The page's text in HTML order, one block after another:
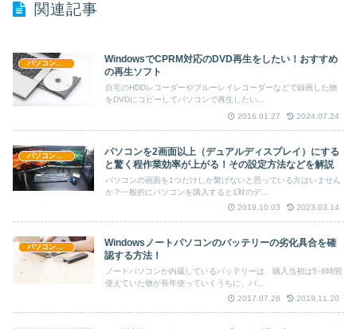
関連記事
パソコン情報
WindowsでCPRM対応のDVD再生をしたい！おすすめ
の再生ソフト
自宅のHDDレコーダーやブルーレイレコーダーなどで録画した物
をDVDにコピーしてパソコンで再生したい...
2016.01.27
2024.07.24
パソコン情報
パソコンを2画面以上（デュアルディスプレイ）にする
と驚く程作業効率が上がる！その設定方法などを解説
パソコンの画面を1つだけしか繋げないと思っている方はいません
か？一般的にパソコンを購入すると1対のデ...
2019.10.03
2023.03.14
パソコン情報
Windowsノートパソコンのバッテリーの劣化具合を確
認する方法！
ノートパソコンが内蔵しているバッテリーは、購入当初は5･6時間
使えていた物が長年使っていくうちに、バ...
2017.07.26
2019.11.20